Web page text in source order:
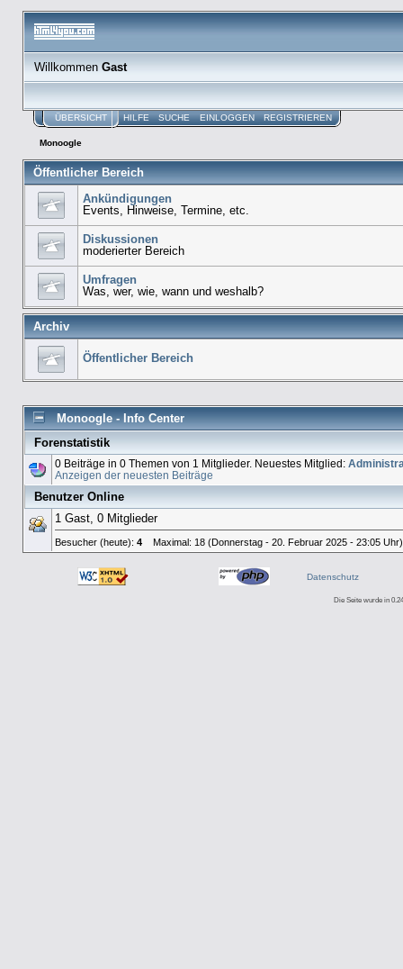
WillkommenGast
ÜBERSICHT HILFE SUCHE EINLOGGEN REGISTRIEREN
Monoogle
Öffentlicher Bereich
Ankündigungen
Events, Hinweise, Termine, etc.
Diskussionen
moderierter Bereich
Umfragen
Was, wer, wie, wann und weshalb?
Archiv
Öffentlicher Bereich
Monoogle - Info Center
Forenstatistik
0 Beiträge in 0 Themen von 1 Mitglieder. Neuestes Mitglied:
Anzeigen der neuesten Beiträge
Benutzer Online
1 Gast, 0 Mitglieder
Besucher (heute):4 Maximal: 18 (Donnerstag - 20. Februar 2025 - 23:05 Uhr)
Datenschutz
Die Seite wurde in